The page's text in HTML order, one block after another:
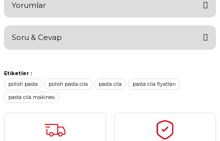
Yorumlar
Soru & Cevap
Ürün hakkında henüz soru sorulmamış.
Etiketler :
polish pasta
polish pasta cila pasta cila pasta cila fiyatları
pasta cila makinesi